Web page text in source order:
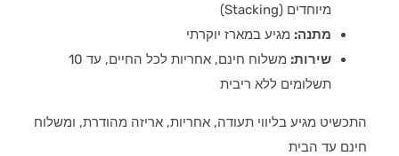
מיוחדים (Stacking)
מתנה: מגיע במארז יוקרתי
שירות:
משלוח חינם, אחריות לכל החיים, עד 10
תשלומים ללא ריבית
התכשיט מגיע בליווי תעודה, אחריות, אריזה מהודרת, ומשלוח
חינם עד הבית